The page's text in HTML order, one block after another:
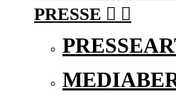
PRESSE  